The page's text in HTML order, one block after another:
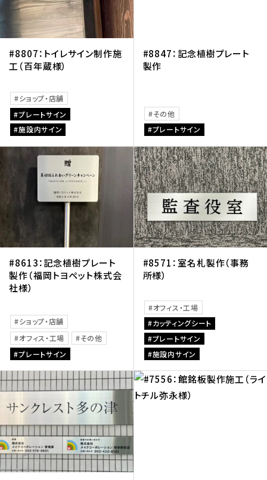
#8807：トイレサイン制作施
工（百年蔵様）
ショップ・店舗
プレートサイン
施設内サイン
#8847：記念植樹プレート
製作
その他
プレートサイン
#8613：記念植樹プレート
製作（福岡トヨペット株式会
社様）
ショップ・店舗
オフィス・工場
その他
プレートサイン
#8571：室名札製作（事務
所様）
オフィス・工場
カッティングシート
プレートサイン
施設内サイン